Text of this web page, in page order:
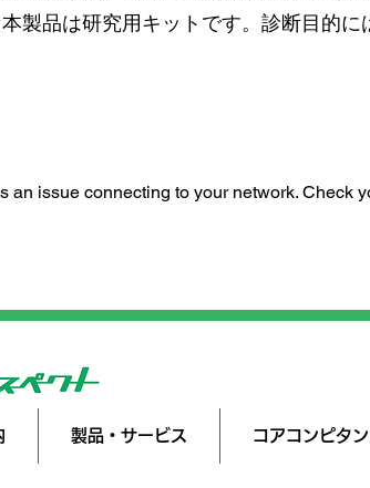
製品は研究用キットです。診断目的に
an issue connecting to your network. Check
製品・サービス コアコンピタ